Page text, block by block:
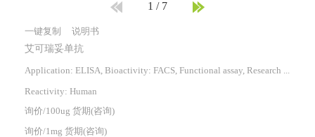
1 / 7
一键复制 说明书
艾可瑞妥单抗
Application: ELISA, Bioactivity: FACS, Functional assay, Research in vivo
Reactivity: Human
询价/100ug 货期(咨询)
询价/1mg 货期(咨询)